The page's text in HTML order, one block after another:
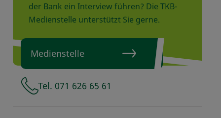
der Bank ein Interview führen? Die TKB-
Medienstelle unterstützt Sie gerne.
Medienstelle
Tel. 071 626 65 61